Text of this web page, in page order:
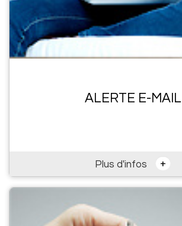
ALERTE E-MAIL
Plus d'infos +